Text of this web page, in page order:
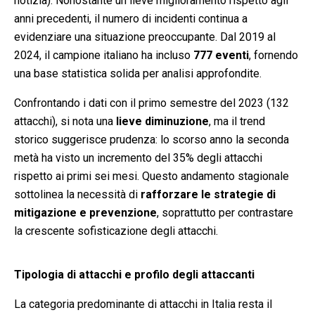
anni precedenti, il numero di incidenti continua a
evidenziare una situazione preoccupante. Dal 2019 al
2024, il campione italiano ha incluso 777 eventi, fornendo
una base statistica solida per analisi approfondite.
Confrontando i dati con il primo semestre del 2023 (132
attacchi), si nota una lieve diminuzione, ma il trend
storico suggerisce prudenza: lo scorso anno la seconda
metà ha visto un incremento del 35% degli attacchi
rispetto ai primi sei mesi. Questo andamento stagionale
sottolinea la necessità di rafforzare le strategie di
mitigazione e prevenzione, soprattutto per contrastare
la crescente sofisticazione degli attacchi.
Tipologia di attacchi e profilo degli attaccanti
La categoria predominante di attacchi in Italia resta il